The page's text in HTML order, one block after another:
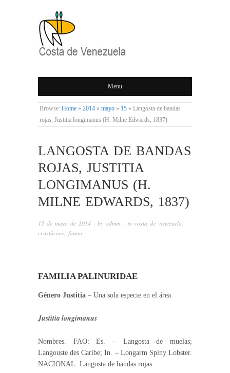
COSTA DE
VENEZUELA
Menu
Browse: Home » 2014 » mayo » 15 » Langosta de bandas
rojas, Justitia longimanus (H. Milne Edwards, 1837)
LANGOSTA DE BANDAS
ROJAS, JUSTITIA
LONGIMANUS (H.
MILNE EDWARDS, 1837)
15 de mayo de 2014 · by admin · in costa de venezuela
crustáceos
fauna
FAMILIA PALINURIDAE
Género Justitia – Una sola especie en el área
Justitia longimanus
Nombres. FAO: Es. – Langosta de muelas;
Langouste des Caribe; In. – Longarm Spiny Lobster.
NACIONAL: Langosta de bandas rojas